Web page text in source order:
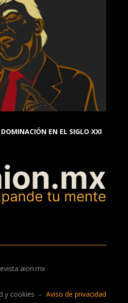
EN EL SIGLO XXI
aion.mx
y cookies –Aviso de privacidad